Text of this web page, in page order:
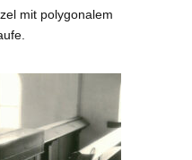
mit polygonalem